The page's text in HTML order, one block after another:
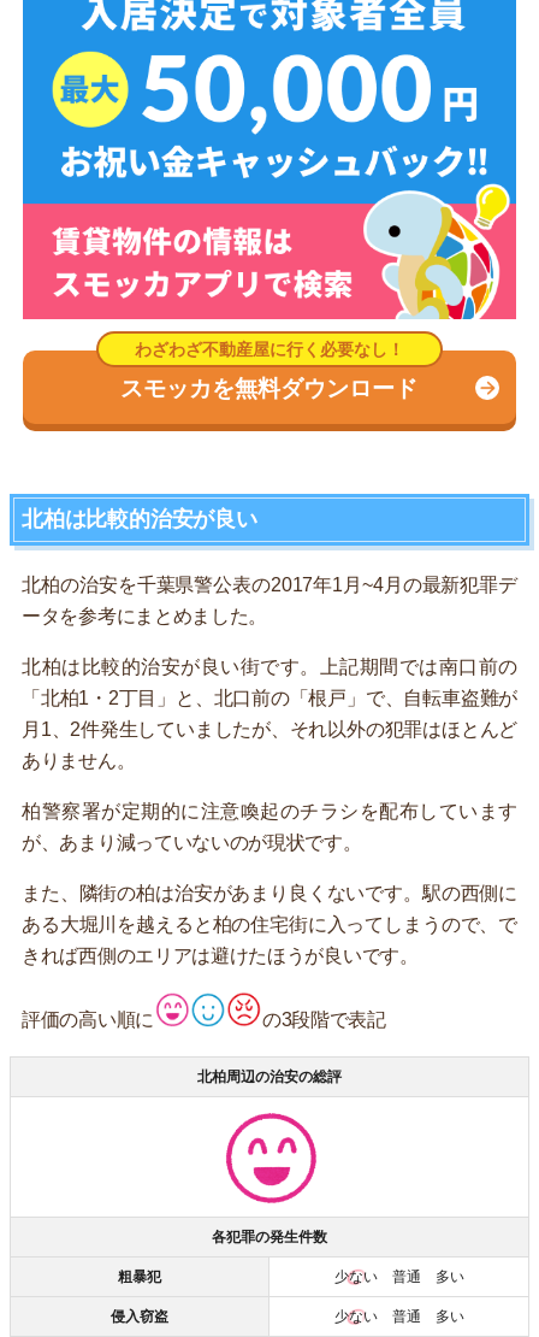
スモッカを無料ダウンロード
北柏は比較的治安が良い
北柏の治安を千葉県警公表の2017年1月~4月の最新犯罪デ
ータを参考にまとめました。
北柏は比較的治安が良い街です。上記期間では南口前の
「北柏1・2丁目」と、北口前の「根戸」で、自転車盗難が
月1、2件発生していましたが、それ以外の犯罪はほとんど
ありません。
柏警察署が定期的に注意喚起のチラシを配布しています
が、あまり減っていないのが現状です。
また、隣街の柏は治安があまり良くないです。駅の西側に
ある大堀川を越えると柏の住宅街に入ってしまうので、で
きれば西側のエリアは避けたほうが良いです。
評価の高い順に の3段階で表記
北柏周辺の治安の総評
各犯罪の発生件数
粗暴犯 少ない普通 多い
侵入窃盗 少ない普通 多い